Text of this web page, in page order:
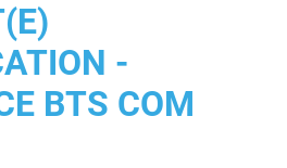
-
BTS COM